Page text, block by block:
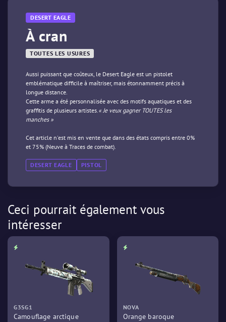
DESERT EAGLE
À cran
TOUTES LES USURES
Aussi puissant que coûteux, le Desert Eagle est un pistolet
emblématique difficile à maîtriser, mais étonnamment précis à
longue distance.
Cette arme a été personnalisée avec des motifs aquatiques et des
graffitis de plusieurs artistes.« Je veux gagner TOUTES les
manches »
Cet article n'est mis en vente que dans des états compris entre 0%
et 75% (Neuve à Traces de combat).
DESERT EAGLE PISTOL
Ceci pourrait également vous
intéresser
G3SG1
Camouflage arctique
NOVA
Orange baroque